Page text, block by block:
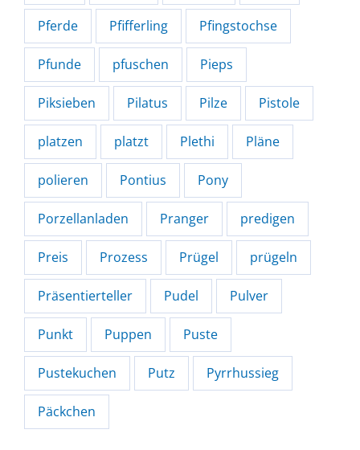
Pferde Pfifferling Pfingstochse
Pfunde pfuschen Pieps
Piksieben Pilatus Pilze Pistole
platzen platzt Plethi Pläne
polieren Pontius Pony
Porzellanladen Pranger predigen
Preis Prozess Prügel prügeln
Präsentierteller Pudel Pulver
Punkt Puppen Puste
Pustekuchen Putz Pyrrhussieg
Päckchen